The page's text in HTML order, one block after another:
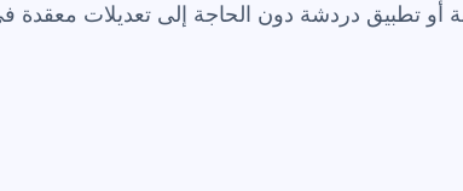
أو تطبيق دردشة دون الحاجة إلى تعديلات معقدة